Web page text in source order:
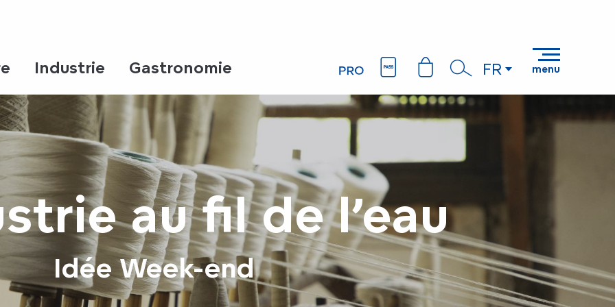
Recherche
FR menu
Industrie Gastronomie
au fil de l’eau
Idée Week-end